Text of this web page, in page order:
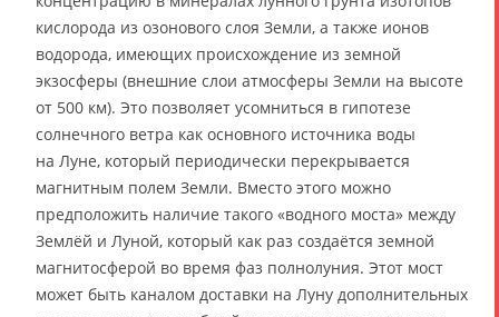
кислорода из озонового слоя Земли, а также ионов
водорода, имеющих происхождение из земной
экзосферы (внешние слои атмосферы Земли на высоте
от 500 км). Это позволяет усомниться в гипотезе
солнечного ветра как основного источника воды
на Луне, который периодически перекрывается
магнитным полем Земли. Вместо этого можно
предположить наличие такого «водного моста» между
Землёй и Луной, который как раз создаётся земной
магнитосферой во время фаз полнолуния. Этот мост
может быть каналом доставки на Луну дополнительных